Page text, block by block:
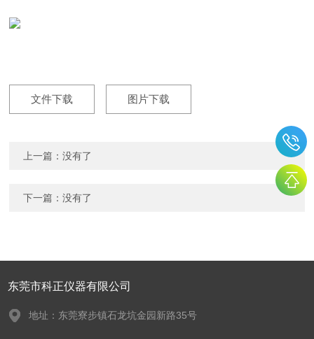
文件下载 图片下载
上一篇：没有了
下一篇：没有了
东莞市科正仪器有限公司
地址：东莞寮步镇石龙坑金园新路35号